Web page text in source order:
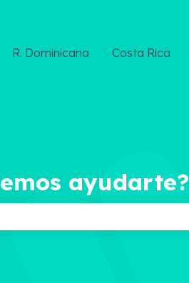
R. Dominicana Costa Rica
ayudarte?